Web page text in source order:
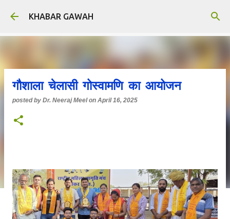
Skip to main content
KHABAR GAWAH
गौशाला चेलासी गोस्वामणि का आयोजन
posted by Dr. Neeraj Meel on April 16, 2025